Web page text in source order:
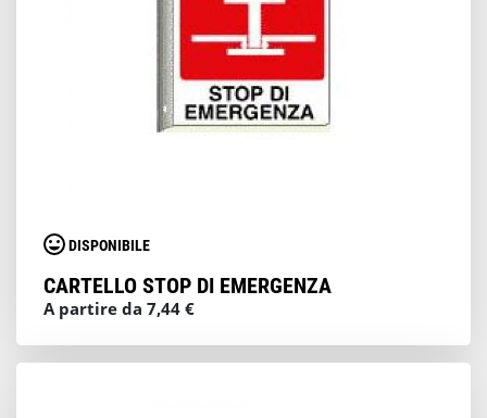
DISPONIBILE
CARTELLO STOP DI EMERGENZA
A partire da 7,44 €